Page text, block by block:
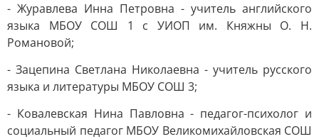
- Журавлева Инна Петровна - учитель английского
языка МБОУ СОШ 1 с УИОП им. Княжны О. Н.
Романовой;
- Зацепина Светлана Николаевна - учитель русского
языка и литературы МБОУ СОШ 3;
- Ковалевская Нина Павловна - педагог-психолог и
социальный педагог МБОУ Великомихайловская СОШ